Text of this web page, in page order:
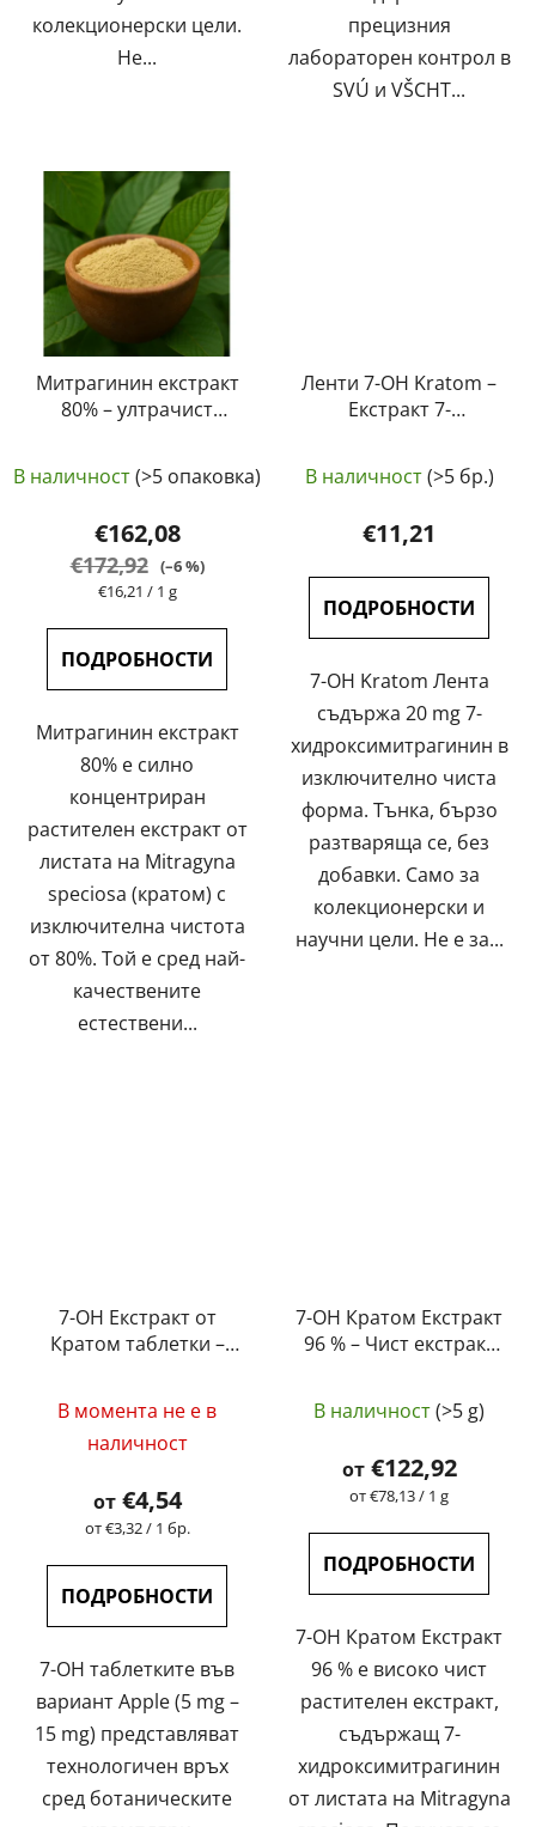
колекционерски цели.
Не...
прецизния
лабораторен контрол в
SVÚ и VŠCHT...
Митрагинин екстракт
80% – ултрачист
най-високо качество
| GreenGuru
оценка
на
продукта
е
от
5
В наличност(>5 опаковка)
€162,08
€172,92 (–6 %)
Измерване
цената:
€16,21 / 1 g
ПОДРОБНОСТИ
Митрагинин екстракт
80% е силно
концентриран
растителен екстракт от
листата на Mitragyna
speciosa (кратом) с
изключителна чистота
от 80%. Той е сред най-
качествените
естествени...
Ленти 7-OH Kratom –
Екстракт 7-
20 mg | GreenGuru
оценка
на
продукта
е
4,7
5
звезди.
В наличност(>5 бр.)
€11,21
ПОДРОБНОСТИ
7-OH Kratom Лента
съдържа 20 mg 7-
хидроксимитрагинин в
изключително чиста
форма. Тънка, бързо
разтваряща се, без
добавки. Само за
колекционерски и
научни цели. Не е за...
7-OH Екстракт от
Кратом таблетки –
В момента не е в
наличност
от€4,54
Измерване
цената:
от €3,32 / 1 бр.
ПОДРОБНОСТИ
7-OH таблетките във
вариант Apple (5 mg –
15 mg) представляват
технологичен връх
сред ботаническите
7-OH Кратом Екстракт
96 % – Чист екстракт
| GreenGuru
оценка
на
продукта
4,5
звезди.
В наличност(>5 g)
от€122,92
Измерване
цената:
от €78,13 / 1 g
ПОДРОБНОСТИ
7-OH Кратом Екстракт
96 % е високо чист
растителен екстракт,
съдържащ 7-
хидроксимитрагинин
от листата на Mitragyna